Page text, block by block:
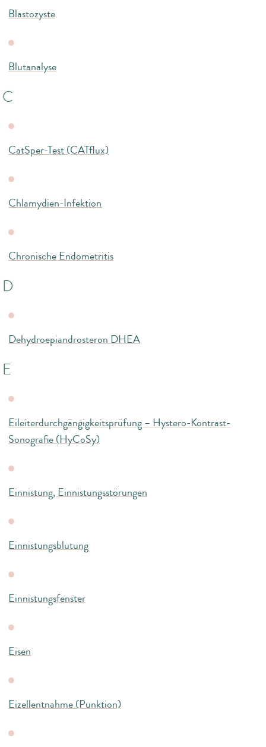
Blastozyste
Blutanalyse
C
CatSper-Test (CATflux)
Chlamydien-Infektion
Chronische Endometritis
D
Dehydroepiandrosteron DHEA
E
Eileiterdurchgängigkeitsprüfung – Hystero-Kontrast-
Sonografie (HyCoSy)
Einnistung, Einnistungsstörungen
Einnistungsblutung
Einnistungsfenster
Eisen
Eizellentnahme (Punktion)